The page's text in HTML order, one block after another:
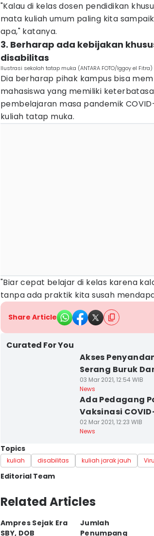
"Kalau di kelas dosen pendidikan
mata kuliah umum paling kita
apa," katanya.
3. Berharap ada kebijakan
disabilitas
Ilustrasi sekolah tatap muka (ANTARA FOTO/Iggoy el Fitra)
Dia berharap pihak kampus bisa
mahasiswa yang memiliki
pembelajaran masa pandemik
kuliah tatap muka.
"Biar cepat belajar di kelas karena
tanpa ada praktik kita susah
Share Article
Curated For You
Akses
Serang Buruk
03 Mar 2021, 12:54 WIB
News
Ada Pedagang
Vaksinasi
02 Mar 2021, 12:23 WIB
News
Topics
kuliah disabilitas kuliah jarak jauh
Editorial Team
Editor
Khaerul Anwar
Editor
Related Articles
Ampres Sejak Era
SBY, DOB
Jumlah
Penumpang